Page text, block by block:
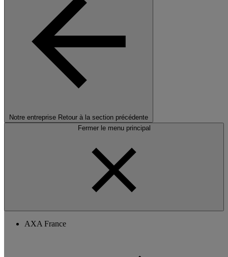
Notre entreprise Retour à la section précédente
Fermer le menu principal
AXA France